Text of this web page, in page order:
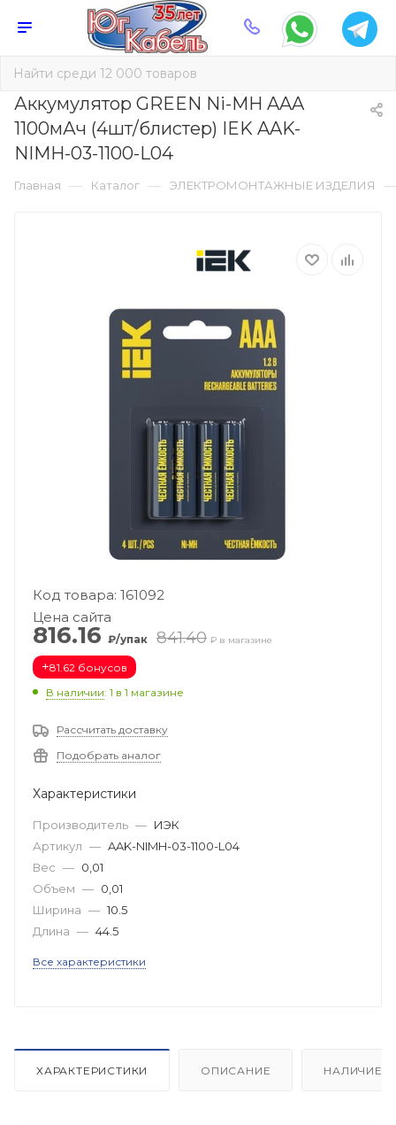
Аккумулятор GREEN Ni-MH AAA
1100мАч (4шт/блистер) IEK AAK-
NIMH-03-1100-L04
Главная — Каталог — ЭЛЕКТРОМОНТАЖНЫЕ ИЗДЕЛИЯ —
Код товара: 161092
Цена сайта
816.16 ₽/упак 841.40 ₽ в магазине
+81.62 бонусов
В наличии: 1 в 1 магазине
Рассчитать доставку
Подобрать аналог
Характеристики
Производитель — ИЭК
Артикул — AAK-NIMH-03-1100-L04
Вес — 0,01
Объем — 0,01
Ширина — 10.5
Длина — 44.5
Все характеристики
ХАРАКТЕРИСТИКИ ОПИСАНИЕ НАЛИЧИЕ